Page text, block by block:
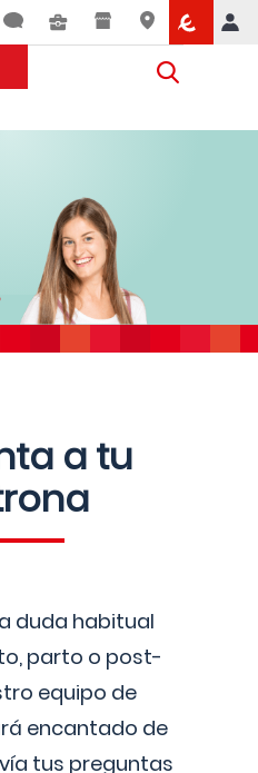
a tu
duda habitual
parto o post-
equipo de
encantado de
tus preguntas